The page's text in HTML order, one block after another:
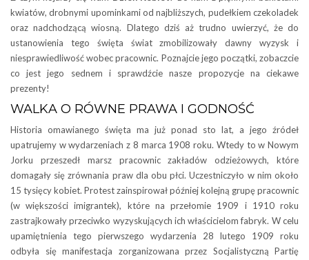
kwiatów, drobnymi upominkami od najbliższych, pudełkiem czekoladek
oraz nadchodzącą wiosną. Dlatego dziś aż trudno uwierzyć, że do
ustanowienia tego święta świat zmobilizowały dawny wyzysk i
niesprawiedliwość wobec pracownic. Poznajcie jego początki, zobaczcie
co jest jego sednem i sprawdźcie nasze propozycje na ciekawe
prezenty!
WALKA O RÓWNE PRAWA I GODNOŚĆ
Historia omawianego święta ma już ponad sto lat, a jego źródeł
upatrujemy w wydarzeniach z 8 marca 1908 roku. Wtedy to w Nowym
Jorku przeszedł marsz pracownic zakładów odzieżowych, które
domagały się zrównania praw dla obu płci. Uczestniczyło w nim około
15 tysięcy kobiet. Protest zainspirował później kolejną grupę pracownic
(w większości imigrantek), które na przełomie 1909 i 1910 roku
zastrajkowały przeciwko wyzyskujących ich właścicielom fabryk. W celu
upamiętnienia tego pierwszego wydarzenia 28 lutego 1909 roku
odbyła się manifestacja zorganizowana przez Socjalistyczną Partię